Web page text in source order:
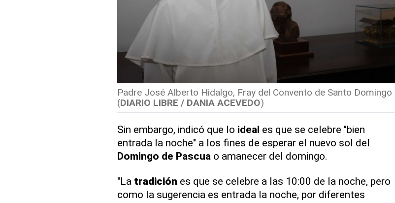
Padre José Alberto Hidalgo, Fray del Convento de Santo Domingo
(DIARIO LIBRE / DANIA ACEVEDO)
Sin embargo, indicó que lo ideal es que se celebre "bien
entrada la noche" a los fines de esperar el nuevo sol del
Domingo de Pascua o amanecer del domingo.
"La tradición es que se celebre a las 10:00 de la noche, pero
como la sugerencia es entrada la noche, por diferentes